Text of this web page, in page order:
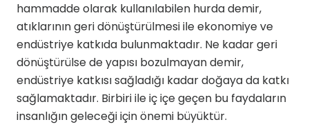
hammadde olarak kullanılabilen hurda demir,
atıklarının geri dönüştürülmesi ile ekonomiye ve
endüstriye katkıda bulunmaktadır. Ne kadar geri
dönüştürülse de yapısı bozulmayan demir,
endüstriye katkısı sağladığı kadar doğaya da katkı
sağlamaktadır. Birbiri ile iç içe geçen bu faydaların
insanlığın geleceği için önemi büyüktür.